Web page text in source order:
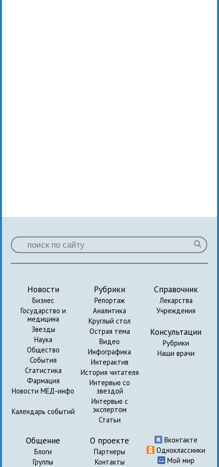
Новости
Бизнес
Государство и
медицина
Звезды
Наука
Общество
События
Статистика
Фармация
Новости МЕД-инфо
Календарь событий
Рубрики
Репортаж
Аналитика
Круглый стол
Острая тема
Видео
Инфографика
Интерактив
История читателя
Интервью со
звездой
Интервью с
экспертом
Статьи
Справочник
Лекарства
Учреждения
Консультации
Рубрики
Наши врачи
Общение
Блоги
Группы
О проекте
Партнеры
Контакты
Вконтакте
Одноклассники
Мой мир